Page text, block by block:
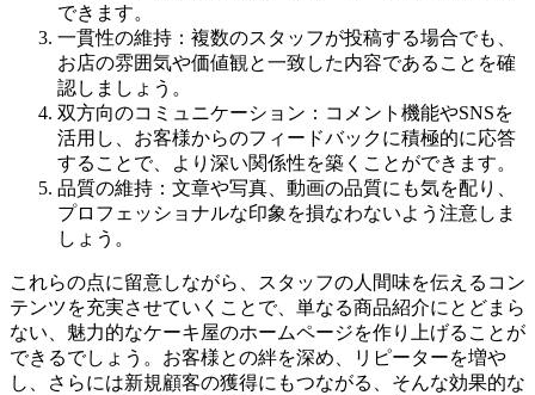
できます。
一貫性の維持：複数のスタッフが投稿する場合でも、
お店の雰囲気や価値観と一致した内容であることを確
認しましょう。
双方向のコミュニケーション：コメント機能やSNSを
活用し、お客様からのフィードバックに積極的に応答
することで、より深い関係性を築くことができます。
品質の維持：文章や写真、動画の品質にも気を配り、
プロフェッショナルな印象を損なわないよう注意しま
しょう。
これらの点に留意しながら、スタッフの人間味を伝えるコン
テンツを充実させていくことで、単なる商品紹介にとどまら
ない、魅力的なケーキ屋のホームページを作り上げることが
できるでしょう。お客様との絆を深め、リピーターを増や
し、さらには新規顧客の獲得にもつながる、そんな効果的な